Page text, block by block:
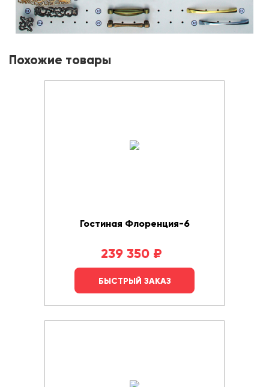
Похожие товары
Гостиная Флоренция-6
239 350 ₽
БЫСТРЫЙ ЗАКАЗ